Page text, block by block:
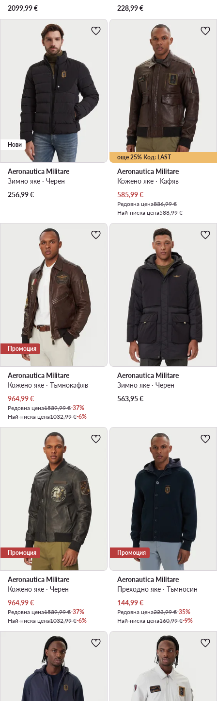
2099,99€
228,99€
Нови
Aeronautica Militare
Зимно яке · Черен
256,99€
още 25% Код: LAST
Aeronautica Militare
Кожено яке · Кафяв
Актуална цена
585,99€
Редовна цена836,99 €
Най-ниска цена588,99 €
Промоция
Aeronautica Militare
Кожено яке · Тъмнокафяв
Актуална цена
964,99€
Редовна цена1539,99 €-37%
Най-ниска цена1032,99 €-6%
Aeronautica Militare
Зимно яке · Черен
563,95€
Промоция
Aeronautica Militare
Кожено яке · Черен
Актуална цена
964,99€
Редовна цена1539,99 €-37%
Най-ниска цена1032,99 €-6%
Промоция
Aeronautica Militare
Преходно яке · Тъмносин
Актуална цена
144,99€
Редовна цена223,99 €-35%
Най-ниска цена160,99 €-9%